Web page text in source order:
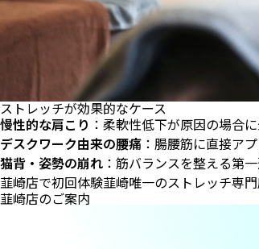
ストレッチが効果的なケース
慢性的な肩こり ：柔軟性低下が原因の場合
デスクワーク由来の腰痛 ：腸腰筋に直接ア
猫背・姿勢の崩れ ：筋バランスを整える第
韮崎店で初回体験韮崎唯一のストレッチ専
韮崎店のご案内